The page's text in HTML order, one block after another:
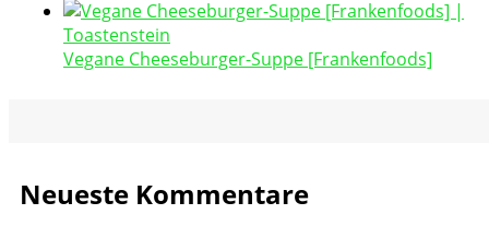
Vegane Cheeseburger-Suppe [Frankenfoods]
Neueste Kommentare